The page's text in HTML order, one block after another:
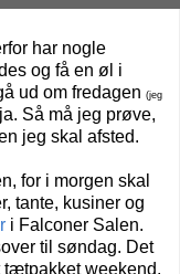
har nogle
og få en øl i
ud om fredagen (jeg
Så må jeg prøve,
jeg skal afsted.
for i morgen skal
tante, kusiner og
i Falconer Salen.
til søndag. Det
tætpakket weekend.